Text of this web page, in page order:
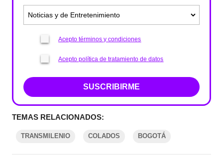
Acepto términos y condiciones
Acepto política de tratamiento de datos
SUSCRIBIRME
TEMAS RELACIONADOS:
TRANSMILENIO COLADOS BOGOTÁ